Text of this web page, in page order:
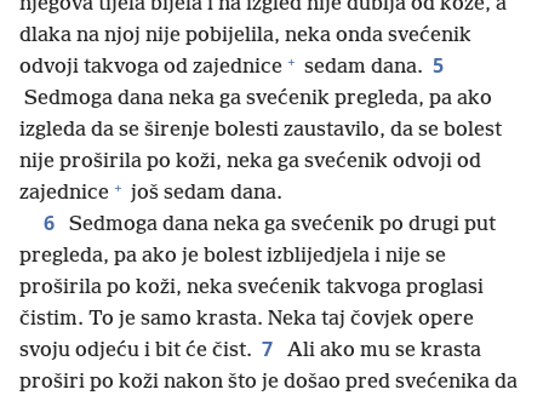
dlaka na njoj nije pobijelila, neka onda svećenik
odvoji takvoga od zajednice + sedam dana. 5
Sedmoga dana neka ga svećenik pregleda, pa ako
izgleda da se širenje bolesti zaustavilo, da se bolest
nije proširila po koži, neka ga svećenik odvoji od
zajednice + još sedam dana.
6
Sedmoga dana neka ga svećenik po drugi put
pregleda, pa ako je bolest izblijedjela i nije se
proširila po koži, neka svećenik takvoga proglasi
čistim. To je samo krasta. Neka taj čovjek opere
svoju odjeću i bit će čist. 7
Ali ako mu se krasta
proširi po koži nakon što je došao pred svećenika da